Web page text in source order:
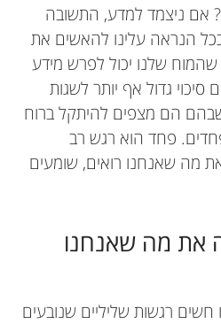
אם ניצמד למדע, התשובה
הנראה עלינו להאשים את
שלנו יכול לפרש מידע
גדול אף יותר לשגות
הם מצפים להיתקל ברוח
פחד הוא רגש רב
מה שאנחנו רואים, שומעים
את מה שאנחנו
רגשות שליליים שנובעים